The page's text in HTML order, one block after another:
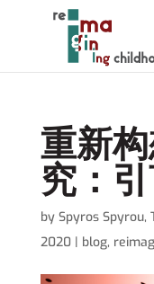
重新
究：
by Spyros Spyrou,
2020| blog,